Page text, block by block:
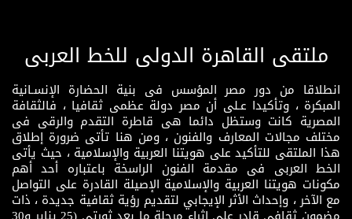
ملتقى القاهرة الدولى للخط العربى
انطلاقا من دور مصر المؤسس فى بنية الحضارة الإنسـانية
المبكرة ، وتأكيدا عـلى أن مصر دولة عظمى ثقافيا ، فالثقافة
المصرية كانت وستظل دائما هى قاطرة التقدم والرقى فى
مختلف مجالات المعارف والفنون ، ومن هنا تأتى ضرورة إطلاق
هذا الملتقى للتأكيد على هويتنا العربية والإسلامية ، حيث يأتى
الخط العربى فى مقدمة الفنون الراسخة باعتباره أحد أهم
مكونات هويتنا العربية والإسلامية الإصيلة القادرة على التواصل
مع الآخر ، وإحداث الأثر الإيجابي لتقديم رؤية ثقافية جديدة ، ذات